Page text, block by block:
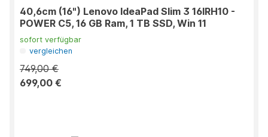
40,6cm (16") Lenovo IdeaPad Slim 3 16IRH10 -
POWER C5, 16 GB Ram, 1 TB SSD, Win 11
sofort verfügbar
vergleichen
749,00 €
699,00 €